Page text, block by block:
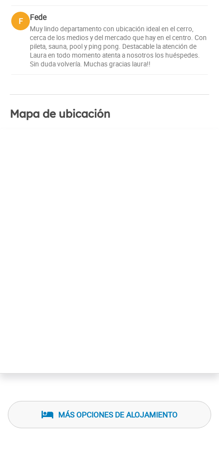
El departamento está totalmente equipado, con todo lo
necesario para una cómoda estadía. Cuenta con cocina
con horno, microondas, heladera, vajilla, utensilios de
cocina, etc. También tiene televisión por cable, Wi-Fi y
estacionamiento.
climatizada interior y exterior, y un sauna seco.
Este departamento es una excelente opción para disfrutar
F Fede
Muy lindo departamento con ubicación ideal en el cerro,
cerca de los medios y del mercado que hay en el centro. Con
pileta, sauna, pool y ping pong. Destacable la atención de
Laura en todo momento atenta a nosotros los huéspedes.
Sin duda volvería. Muchas gracias laura!!
Mapa de ubicación
MÁS OPCIONES DE ALOJAMIENTO